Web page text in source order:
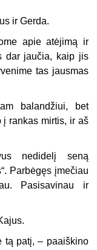
ir Gerda.
apie atėjimą ir
dar jaučia, kaip jis
tas jausmas
balandžiui, bet
į rankas mirtis, ir aš
nedidelį seną
Parbėgęs įmečiau
Pasisavinau ir
tą patį, – paaiškino